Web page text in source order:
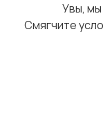
Увы, мы
Смягчите